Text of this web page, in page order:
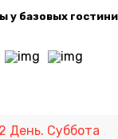
у базовых
2 День. Суббота